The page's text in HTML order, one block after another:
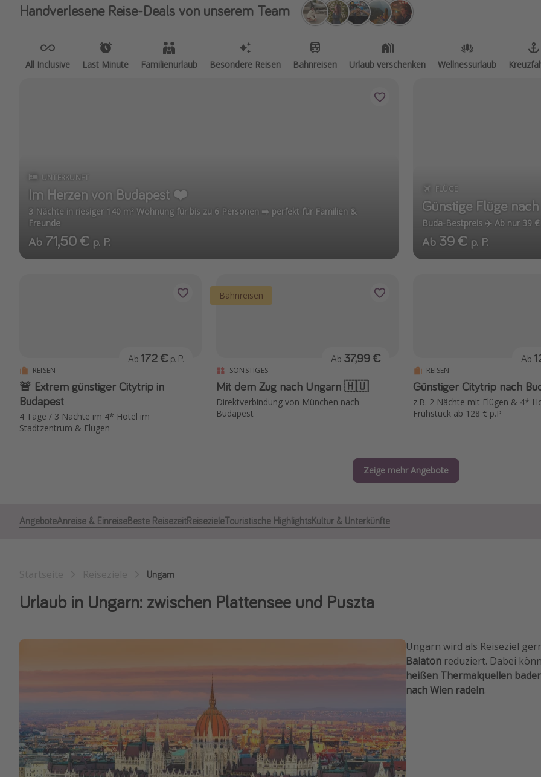
Handverlesene Reise-Deals von unserem Team
All Inclusive Last Minute Familienurlaub Besondere Reisen Bahnreisen Urlaub verschenken Wellnessurlaub
UNTERKUNFT
Im Herzen von Budapest ❤️
3 Nächte in riesiger 140 m² Wohnung für bis zu 6 Personen ➡️ perfekt für Familien &
Freunde
Ab 71,50 € p. P.
FLÜGE
Günstige Flüge
Buda-Bestpreis ✈️ Ab nur 39
Ab 39 € p. P.
REISEN
🚨 Extrem günstiger Citytrip in
Budapest
4 Tage / 3 Nächte im 4* Hotel im
Stadtzentrum & Flügen
Ab 172 € p. P.
Bahnreisen
SONSTIGES
Mit dem Zug nach Ungarn 🇭🇺
Direktverbindung von München nach
Budapest
Ab 37,99 €
REISEN
Günstiger Citytrip nach
z.B. 2 Nächte mit Flügen & 4*
Frühstück ab 128 € p.P
Ab
Zeige mehr Angebote
AngeboteAnreise & EinreiseBeste ReisezeitReisezieleTouristische HighlightsKultur & Unterkünfte
Ungarn
Urlaub in Ungarn: zwischen Plattensee und Puszta
Ungarn wird als Reiseziel
Balaton reduziert. Dabei
heißen Thermalquellen
nach Wien radeln.